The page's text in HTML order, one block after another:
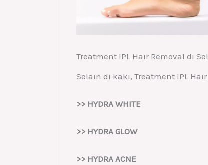
Treatment IPL Hair Removal di
Selain di kaki, Treatment IPL
>> HYDRA WHITE
>> HYDRA GLOW
>> HYDRA ACNE